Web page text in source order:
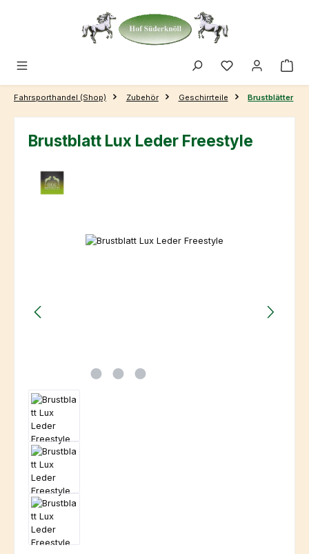
Zum Hauptinhalt springen
Fahrsporthandel (Shop) Zubehör Geschirrteile Brustblätter
Brustblatt Lux Leder Freestyle
Bildergalerie überspringen